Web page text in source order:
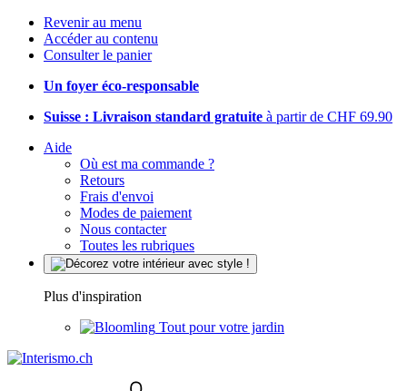
Revenir au menu
Accéder au contenu
Consulter le panier
Un foyer éco-responsable
Suisse : Livraison standard gratuite à partir de CHF 69.90
Aide
Où est ma commande ?
Retours
Frais d'envoi
Modes de paiement
Nous contacter
Toutes les rubriques
Plus d'inspiration
Tout pour votre jardin